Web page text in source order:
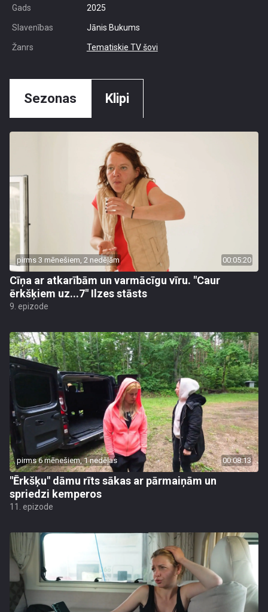
Gads 2025
Slavenības Jānis Bukums
Žanrs Tematiskie TV šovi
Sezonas Klipi
pirms 3 mēnešiem, 2 nedēļām 00:05:20
Cīņa ar atkarībām un varmācīgu vīru. "Caur
ērkšķiem uz...7" Ilzes stāsts
9. epizode
pirms 6 mēnešiem, 1 nedēļas 00:08:13
"Ērkšķu" dāmu rīts sākas ar pārmaiņām un
spriedzi kemperos
11. epizode